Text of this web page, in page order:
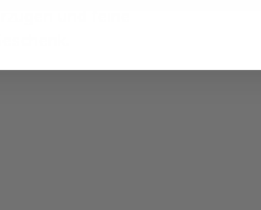
und feine